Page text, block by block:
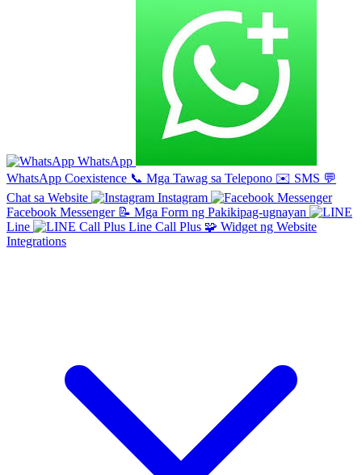
WhatsApp
WhatsApp Coexistence 📞 Mga Tawag sa Telepono ✉️ SMS 💬
Chat sa Website
Instagram
Facebook Messenger 📝 Mga Form ng Pakikipag-ugnayan
Line
Line Call Plus 🧩 Widget ng Website
Integrations